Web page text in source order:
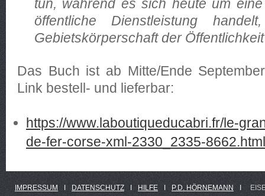
tun, während es sich heute um
öffentliche Dienstleistung
Gebietskörperschaft der
Das Buch ist ab Mitte/Ende
Link bestell- und lieferbar:
https://www.laboutiqueducabri.fr/le-
de-fer-corse-xml-2330_2335-8662.html
IMPRESSUM DATENSCHUTZ HILFE P.D. HÖRNEMANN